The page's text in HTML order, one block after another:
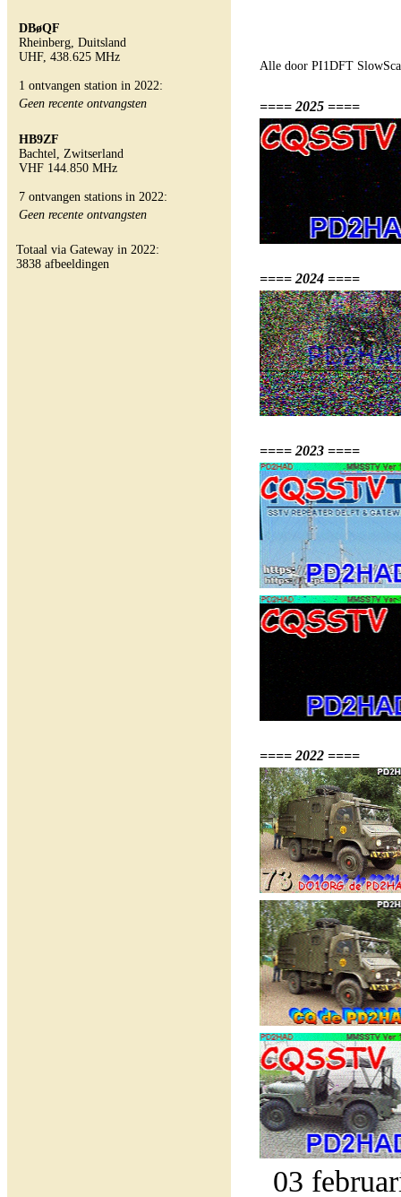
DBøQF
Rheinberg, Duitsland
UHF, 438.625 MHz
1 ontvangen station in 2022:
Geen recente ontvangsten
HB9ZF
Bachtel, Zwitserland
VHF 144.850 MHz
7 ontvangen stations in 2022:
Geen recente ontvangsten
Totaal via Gateway in 2022:
3838 afbeeldingen
Alle door PI1DFT
==== 2025 ====
==== 2024 ====
==== 2023 ====
==== 2022 ====
03